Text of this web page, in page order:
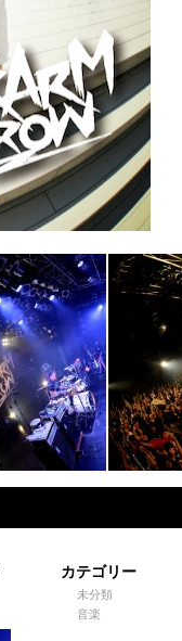
カテゴリー
未分類
音楽